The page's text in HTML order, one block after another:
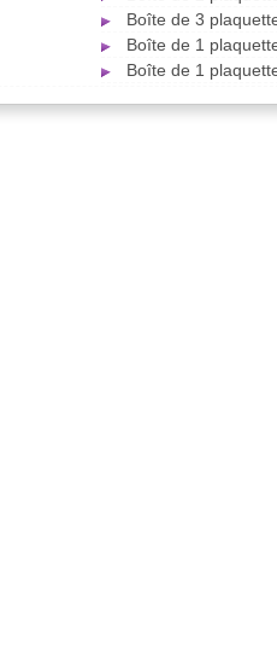
Boîte de 3
Boîte de 1
Boîte de 1